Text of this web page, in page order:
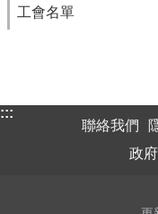
工會名單
:::
聯絡我們
政